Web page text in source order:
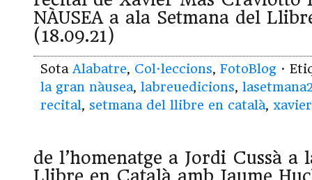
NÀUSEA a ala Setmana del
(18.09.21)
Sota Alabatre, Col·leccions, FotoBlog ·
la gran nàusea, labreuedicions,
recital, setmana del llibre en català,
de l’homenatge a Jordi Cussà a